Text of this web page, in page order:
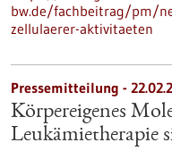
bw.de/fachbeitrag/pm/
zellulaerer-aktivitaeten
Pressemitteilung -
Körpereigenes
Leukämietherapie